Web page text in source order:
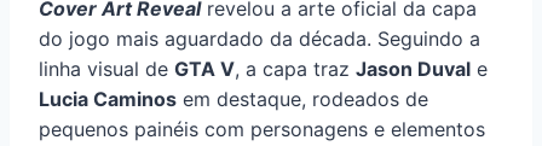
Cover Art Revealrevelou a arte oficial da capa
do jogo mais aguardado da década. Seguindo a
linha visual de GTA V, a capa traz Jason Duval e
Lucia Caminos em destaque, rodeados de
pequenos painéis com personagens e elementos